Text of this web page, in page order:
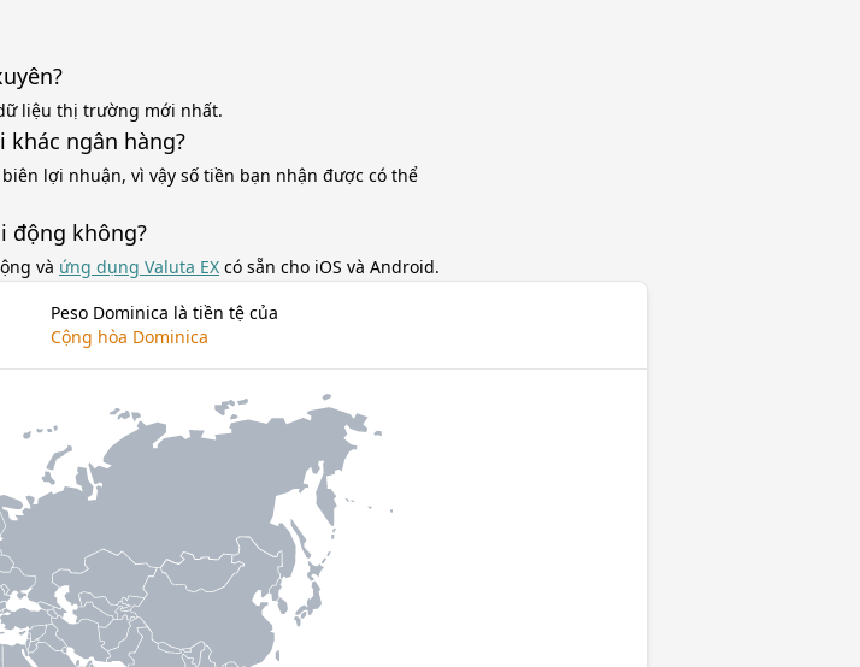
liệu thị trường mới nhất.
khác ngân hàng?
lợi nhuận, vì vậy số tiền bạn nhận được có thể
động không?
và ứng dụng Valuta EX có sẵn cho iOS và Android.
Peso Dominica là tiền tệ của
Cộng hòa Dominica